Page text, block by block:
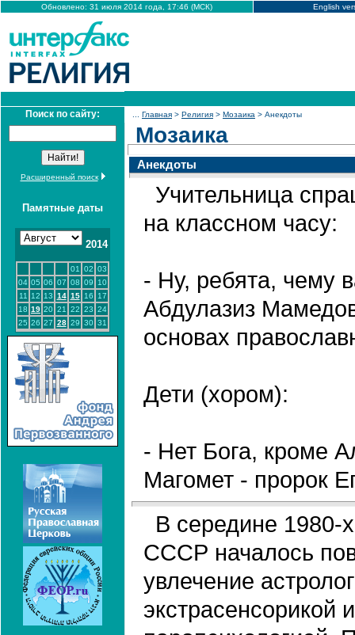
Обновлено: 31 июля 2014 года, 17:46 (МСК) English
Поиск по сайту:
Расширенный поиск
Памятные даты
2014
01 02 03
04 05 06 07 08 09
10
11
12 13 14 15 16
17
18 19 20 21 22 23 24
25 26 27 28 29 30 31
Главная > Религия > Мозаика > Анекдоты
Мозаика
Анекдоты
Учительница
на классном часу:
- Ну, ребята, чему
Абдулазиз
основах
Дети (хором):
- Нет Бога, кроме
Магомет - пророк
В середине 1980-
СССР началось
увлечение
экстрасенсорикой и